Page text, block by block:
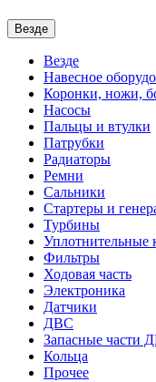
Везде
Везде
Навесное
Коронки, ножи,
Насосы
Пальцы и втулки
Патрубки
Радиаторы
Ремни
Сальники
Стартеры и
Турбины
Уплотнительные
Фильтры
Ходовая часть
Электроника
Датчики
ДВС
Запасные части
Кольца
Прочее